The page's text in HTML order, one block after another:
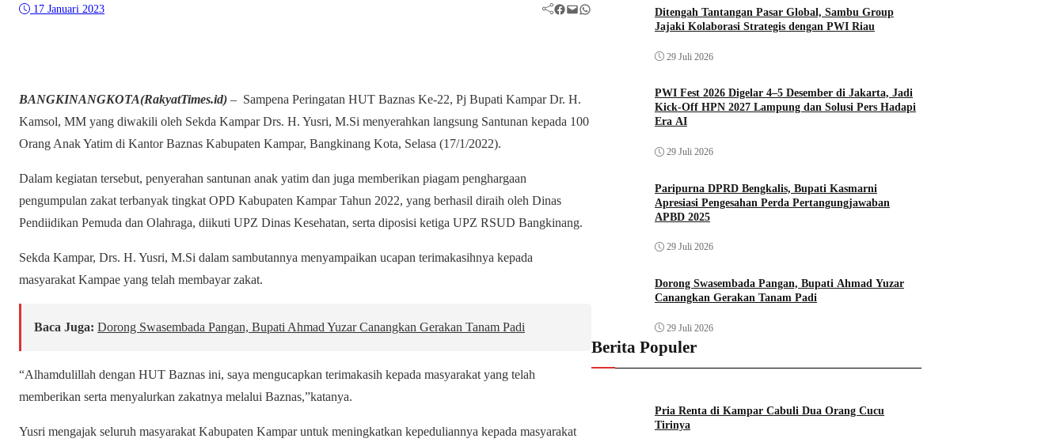
17 Januari 2023 Facebook Mail WhatsApp
BANGKINANGKOTA(RakyatTimes.id) – Sampena Peringatan HUT Baznas Ke-22, Pj Bupati Kampar Dr. H.
Kamsol, MM yang diwakili oleh Sekda Kampar Drs. H. Yusri, M.Si menyerahkan langsung Santunan kepada 100
Orang Anak Yatim di Kantor Baznas Kabupaten Kampar, Bangkinang Kota, Selasa (17/1/2022).
Dalam kegiatan tersebut, penyerahan santunan anak yatim dan juga memberikan piagam penghargaan
pengumpulan zakat terbanyak tingkat OPD Kabupaten Kampar Tahun 2022, yang berhasil diraih oleh Dinas
Pendiidikan Pemuda dan Olahraga, diikuti UPZ Dinas Kesehatan, serta diposisi ketiga UPZ RSUD Bangkinang.
Sekda Kampar, Drs. H. Yusri, M.Si dalam sambutannya menyampaikan ucapan terimakasihnya kepada
masyarakat Kampae yang telah membayar zakat.
Baca Juga: Dorong Swasembada Pangan, Bupati Ahmad Yuzar Canangkan Gerakan Tanam Padi
“Alhamdulillah dengan HUT Baznas ini, saya mengucapkan terimakasih kepada masyarakat yang telah
memberikan serta menyalurkan zakatnya melalui Baznas,”katanya.
Yusri mengajak seluruh masyarakat Kabupaten Kampar untuk meningkatkan kepeduliannya kepada masyarakat
Ditengah Tantangan Pasar Global, Sambu Group
Jajaki Kolaborasi Strategis dengan PWI Riau
29 Juli 2026
PWI Fest 2026 Digelar 4–5 Desember di Jakarta, Jadi
Kick-Off HPN 2027 Lampung dan Solusi Pers Hadapi
Era AI
29 Juli 2026
Paripurna DPRD Bengkalis, Bupati Kasmarni
Apresiasi Pengesahan Perda Pertangungjawaban
APBD 2025
29 Juli 2026
Dorong Swasembada Pangan, Bupati Ahmad Yuzar
Canangkan Gerakan Tanam Padi
29 Juli 2026
Berita Populer
Pria Renta di Kampar Cabuli Dua Orang Cucu
Tirinya